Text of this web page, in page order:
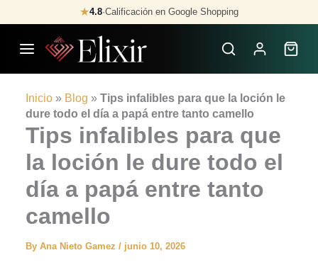
to
content
★4.8·Calificación en Google Shopping
Inicio » Blog » Tips infalibles para que la loción le
dure todo el día a papá entre tanto camello
Tips infalibles para que
la loción le dure todo el
día a papá entre tanto
camello
By Ana Nieto Gamez / junio 10, 2026